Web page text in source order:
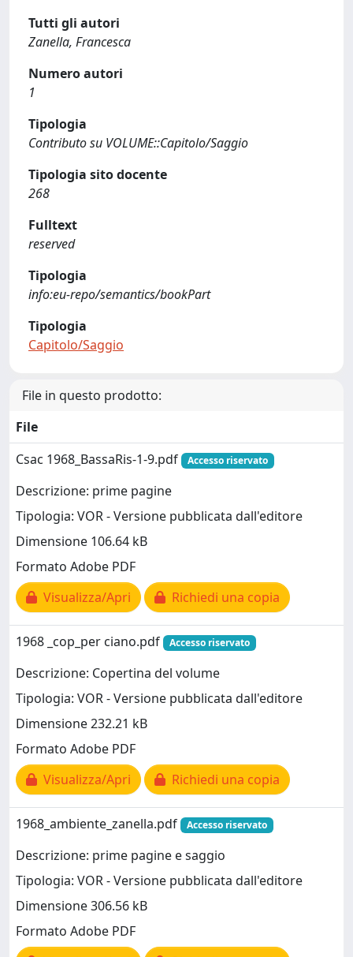
Tutti gli autori
Zanella, Francesca
Numero autori
1
Tipologia
Contributo su VOLUME::Capitolo/Saggio
Tipologia sito docente
268
Fulltext
reserved
Tipologia
info:eu-repo/semantics/bookPart
Tipologia
Capitolo/Saggio
File in questo prodotto:
File
Csac 1968_BassaRis-1-9.pdf
Accesso riservato
Descrizione: prime pagine
Tipologia: VOR - Versione pubblicata dall'editore
Dimensione 106.64 kB
Formato Adobe PDF
Visualizza/Apri
Richiedi una copia
1968 _cop_per ciano.pdf Accesso riservato
Descrizione: Copertina del volume
Tipologia: VOR - Versione pubblicata dall'editore
Dimensione 232.21 kB
Formato Adobe PDF
Visualizza/Apri
Richiedi una copia
1968_ambiente_zanella.pdf Accesso riservato
Descrizione: prime pagine e saggio
Tipologia: VOR - Versione pubblicata dall'editore
Dimensione 306.56 kB
Formato Adobe PDF